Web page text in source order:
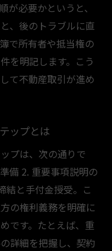
ないための注意点
確認ポイント
で気をつけるべき
と対策を紹介
前チェックリス
も安心
類リストと取得
的な準備ポイン
が必要かというと、
、後のトラブルに直
で所有者や抵当権の
を明記します。こう
て不動産取引が進め
ップとは
プは、次の通りで
備 2. 重要事項説明の
結と手付金授受。こ
の権利義務を明確に
です。たとえば、重
詳細を把握し、契約